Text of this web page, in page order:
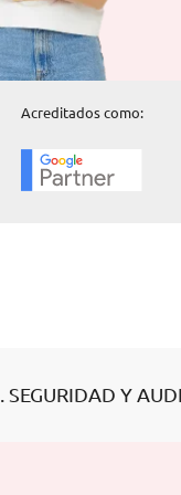
Acreditados como:
. SEGURIDAD Y